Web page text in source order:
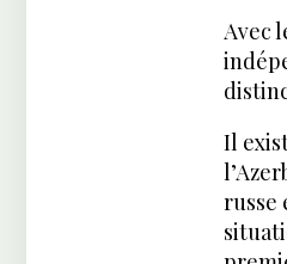
Avec
Il
russe